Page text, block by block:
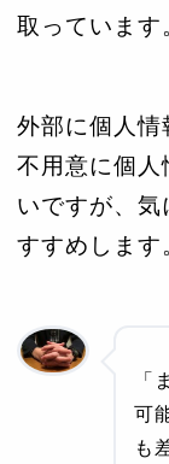
取っています
外部に個人情
不用意に個人
いですが、
すすめします
「
可
も